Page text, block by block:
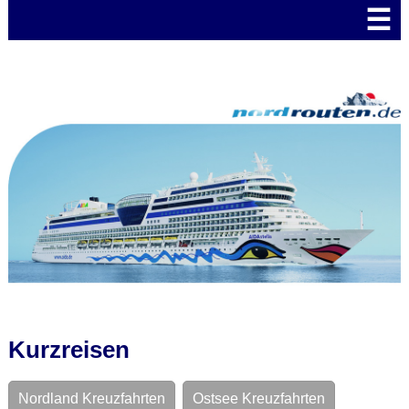
☰
Kurzreisen
Nordland Kreuzfahrten Ostsee Kreuzfahrten